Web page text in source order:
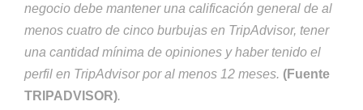
negocio debe mantener una calificación general de al
menos cuatro de cinco burbujas en TripAdvisor, tener
una cantidad mínima de opiniones y haber tenido el
perfil en TripAdvisor por al menos 12 meses. (Fuente
TRIPADVISOR).